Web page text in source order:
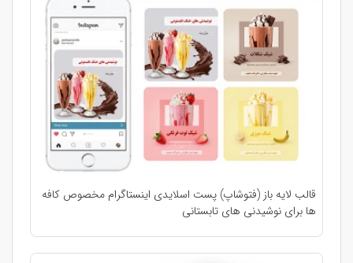
قالب لایه باز (فتوشاپ)‌ پست اسلایدی اینستاگرام مخصوص کافه
ها برای نوشیدنی های تابستانی